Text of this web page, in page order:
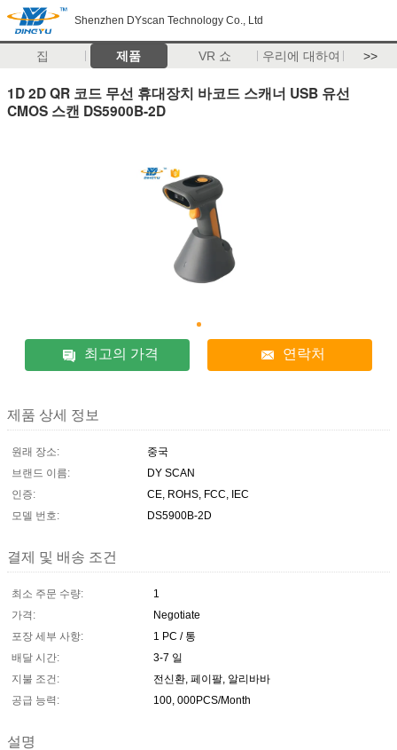
Shenzhen DYscan Technology Co., Ltd
집 제품 VR 쇼 우리에 대하여 >>
1D 2D QR 코드 무선 휴대장치 바코드 스캐너 USB 유선
CMOS 스캔 DS5900B-2D
최고의 가격 연락처
제품 상세 정보
원래 장소:
중국
브랜드 이름:
DY SCAN
인증:
CE, ROHS, FCC, IEC
모델 번호:
DS5900B-2D
결제 및 배송 조건
최소 주문 수량:
1
가격:
Negotiate
포장 세부 사항:
1 PC / 통
배달 시간:
3-7 일
지불 조건:
전신환, 페이팔, 알리바바
공급 능력:
100, 000PCS/Month
설명